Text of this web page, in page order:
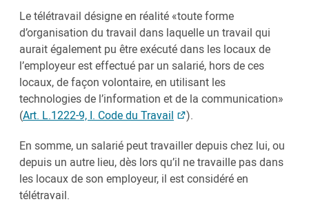
Le télétravail désigne en réalité «toute forme
d’organisation du travail dans laquelle un travail qui
aurait également pu être exécuté dans les locaux de
l’employeur est effectué par un salarié, hors de ces
locaux, de façon volontaire, en utilisant les
technologies de l’information et de la communication»
(Art. L.1222-9, I. Code du Travail
).
En somme, un salarié peut travailler depuis chez lui, ou
depuis un autre lieu, dès lors qu’il ne travaille pas dans
les locaux de son employeur, il est considéré en
télétravail.